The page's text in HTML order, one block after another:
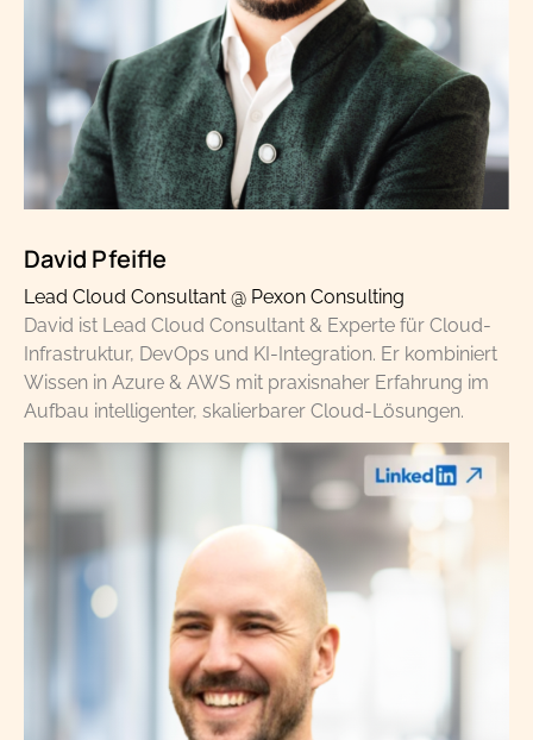
David Pfeifle
Lead Cloud Consultant @ Pexon Consulting
David ist Lead Cloud Consultant & Experte für Cloud-
Infrastruktur, DevOps und KI-Integration. Er kombiniert
Wissen in Azure & AWS mit praxisnaher Erfahrung im
Aufbau intelligenter, skalierbarer Cloud-Lösungen.